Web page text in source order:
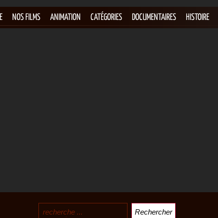
NOS FILMS ANIMATION CATÉGORIES DOCUMENTAIRES HISTOIRE